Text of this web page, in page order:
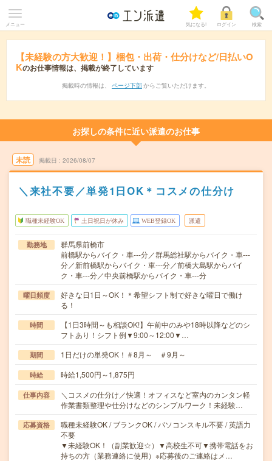
メニュー 気になる! ログイン 検索
【未経験の方大歓迎！】梱包・出荷・仕分けなど/日払いO
Kのお仕事情報は、掲載が終了しています
掲載時の情報は、 ページ下部 からご覧いただけます。
お探しの条件に近い派遣のお仕事
未読 掲載日 2026/08/07
＼来社不要／単発1日OK＊コスメの仕分け
職種未経験OK 土日祝日が休み WEB登録OK 派遣
勤務地
群馬県前橋市
前橋駅からバイク・車---分／群馬総社駅からバイク・車---
分／新前橋駅からバイク・車---分／前橋大島駅からバイ
ク・車---分／中央前橋駅からバイク・車---分
曜日頻度
好きな日1日～OK！＊希望シフト制で好きな曜日で働け
る！
時間
【1日3時間～も相談OK!】午前中のみや18時以降などのシ
フトあり！シフト例▼9:00～12:00▼…
期間 1日だけの単発OK！＃8月～ ＃9月～
時給 時給1,500円～1,875円
仕事内容
＼コスメの仕分け／快適！オフィスなど室内のカンタン軽
作業書類整理や仕分けなどのシンプルワーク！未経験…
応募資格
職種未経験OK / ブランクOK / パソコンスキル不要 / 英語力
不要
▼未経験OK！（副業歓迎☆）▼高校生不可▼携帯電話をお
持ちの方（業務連絡に使用）※応募後のご連絡はメ…